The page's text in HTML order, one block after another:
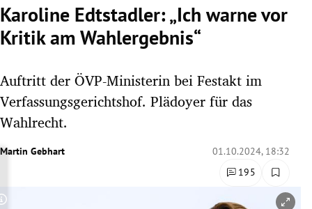
Untermenü
Untermenü
Karoline Edtstadler: „Ich warne vor
Kritik am Wahlergebnis“
Auftritt der ÖVP-Ministerin bei Festakt im
Verfassungsgerichtshof. Plädoyer für das
Wahlrecht.
Martin Gebhart
01.10.2024, 18:32
195